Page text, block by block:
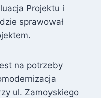
Projektu i
sprawował
na potrzeby
ul. Zamoyskiego